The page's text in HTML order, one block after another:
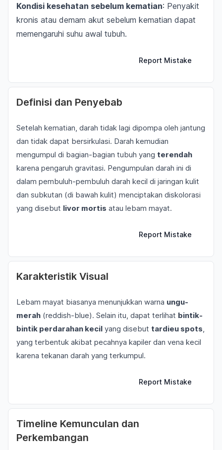
Kondisi kesehatan sebelum kematian: Penyakit
kronis atau demam akut sebelum kematian dapat
memengaruhi suhu awal tubuh.
Report Mistake
Definisi dan Penyebab
Setelah kematian, darah tidak lagi dipompa oleh jantung
dan tidak dapat bersirkulasi. Darah kemudian
mengumpul di bagian-bagian tubuh yang terendah
karena pengaruh gravitasi. Pengumpulan darah ini di
dalam pembuluh-pembuluh darah kecil di jaringan kulit
dan subkutan (di bawah kulit) menciptakan diskolorasi
yang disebut livor mortis atau lebam mayat.
Report Mistake
Karakteristik Visual
Lebam mayat biasanya menunjukkan warna ungu-
merah (reddish-blue). Selain itu, dapat terlihat bintik-
bintik perdarahan kecil yang disebut tardieu spots,
yang terbentuk akibat pecahnya kapiler dan vena kecil
karena tekanan darah yang terkumpul.
Report Mistake
Timeline Kemunculan dan
Perkembangan